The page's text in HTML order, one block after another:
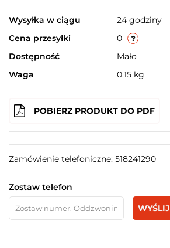
Wysyłka w ciągu
24 godziny
Cena przesyłki
0
Dostępność
Mało
Waga
0.15 kg
POBIERZ PRODUKT DO PDF
Zamówienie telefoniczne: 518241290
Zostaw telefon
WYŚLIJ